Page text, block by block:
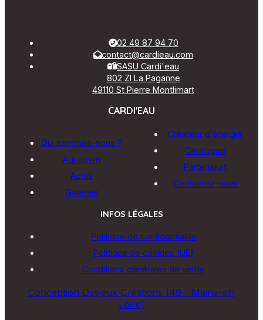
02 49 87 94 70
contact@cardieau.com
SASU Cardi'eau
802 ZI La Paganne
49110 St Pierre Montlimart
CARDI'EAU
Qui sommes-nous ?
Aquagym
Actus
Galeries
Créateur d’énergie
Catalogue
Partenariat
Contactez-nous
INFOS LÉGALES
Politique de confidentialité
Politique de cookies (UE)
Conditions générales de vente
Conception Desjeux Créations (49 - Maine-et-
Loire)